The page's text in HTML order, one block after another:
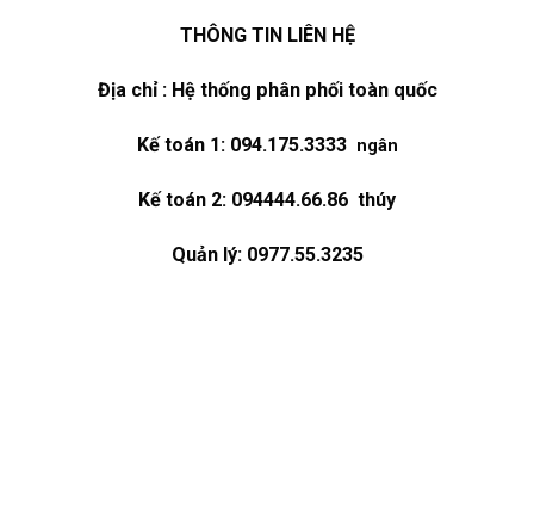
THÔNG TIN LIÊN HỆ
Địa chỉ : Hệ thống phân phối toàn quốc
Kế toán 1: 094.175.3333ngân
Kế toán 2: 094444.66.86 thúy
Quản lý: 0977.55.3235